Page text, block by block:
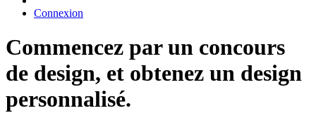
Connexion
Commencez par un concours
de design, et obtenez un design
personnalisé.